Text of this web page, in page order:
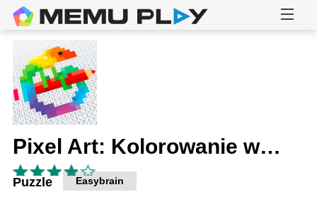
Pixel Art: Kolorowanie według numerów
Puzzle Easybrain